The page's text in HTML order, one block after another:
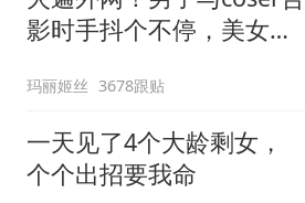
影时手抖个不停，美女做
玛丽姬丝 3678跟贴
一天见了4个大龄剩女，
个个出招要我命